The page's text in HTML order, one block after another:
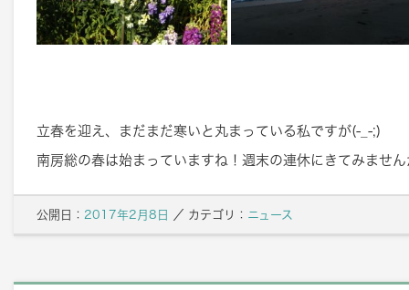
立春を迎え、まだまだ寒いと丸まっている私ですが(-_-;)
南房総の春は始まっていますね！週末の連休にきてみません
公開日： 2017年2月8日 ／ カテゴリ： ニュース